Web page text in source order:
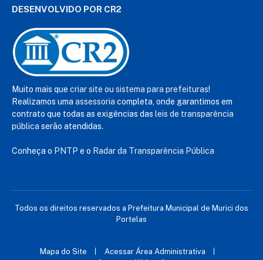
DESENVOLVIDO POR CR2
Muito mais que criar site ou sistema para prefeituras!
Realizamos uma assessoria completa, onde garantimos em
contrato que todas as exigências das leis de transparência
pública serão atendidas.
Conheça o PNTP e o Radar da Transparência Pública
Todos os direitos reservados a Prefeitura Municipal de Murici dos
Portelas
Mapa do Site
Acessar Área Administrativa